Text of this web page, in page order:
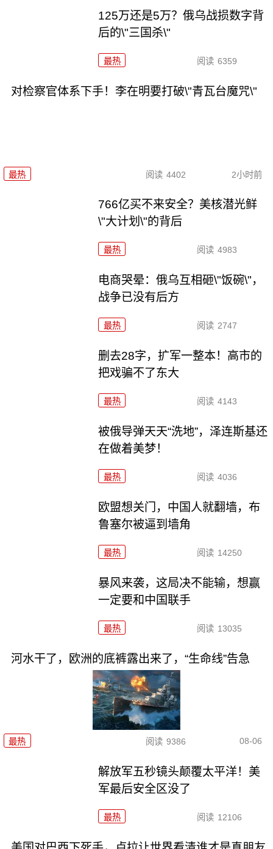
125万还是5万？俄乌战损数字背
后的\"三国杀\"
最热 阅读 6359
对检察官体系下手！李在明要打破\"青瓦台魔咒\"
最热 阅读 4402 2小时前
766亿买不来安全？美核潜光鲜
\"大计划\"的背后
最热 阅读 4983
电商哭晕：俄乌互相砸\"饭碗\"，
战争已没有后方
最热 阅读 2747
删去28字，扩军一整本！高市的
把戏骗不了东大
最热 阅读 4143
被俄导弹天天“洗地”，泽连斯基还
在做着美梦！
最热 阅读 4036
欧盟想关门，中国人就翻墙，布
鲁塞尔被逼到墙角
最热 阅读 14250
暴风来袭，这局决不能输，想赢
一定要和中国联手
最热 阅读 13035
河水干了，欧洲的底裤露出来了，“生命线”告急
最热 阅读 9386 08-06
解放军五秒镜头颠覆太平洋！美
军最后安全区没了
最热 阅读 12106